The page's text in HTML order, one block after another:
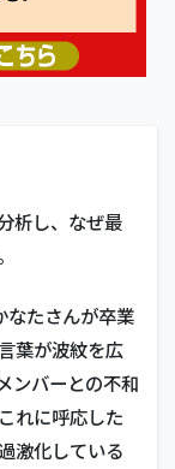
析し、なぜ最
なたさんが卒業
葉が波紋を広
ンバーとの不和
れに呼応した
激化している